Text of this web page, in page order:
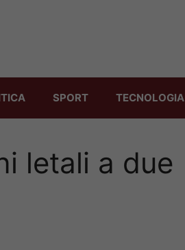
SPORT TECNOLOGIA
letali a due